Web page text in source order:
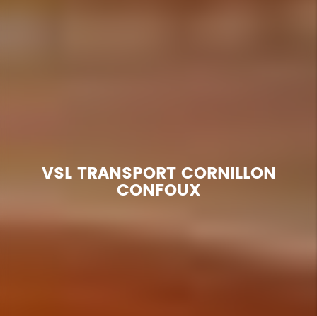
VSL TRANSPORT CORNILLON
CONFOUX